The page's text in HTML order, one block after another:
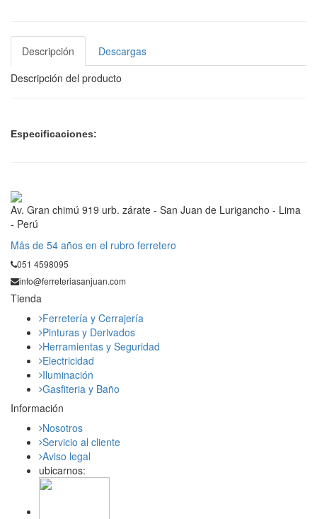
Descripción
Descargas
Descripción del producto
Especificaciones:
Av. Gran chimú 919 urb. zárate - San Juan de Lurigancho - Lima
- Perú
Mås de 54 años en el rubro ferretero
051 4598095
info@ferreteriasanjuan.com
Tienda
Ferretería y Cerrajería
Pinturas y Derivados
Herramientas y Seguridad
Electricidad
Iluminación
Gasfiteria y Baño
Información
Nosotros
Servicio al cliente
Aviso legal
ubicarnos: